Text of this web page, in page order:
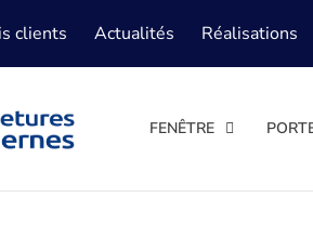
clients Actualités Réalisations
FENÊTRE